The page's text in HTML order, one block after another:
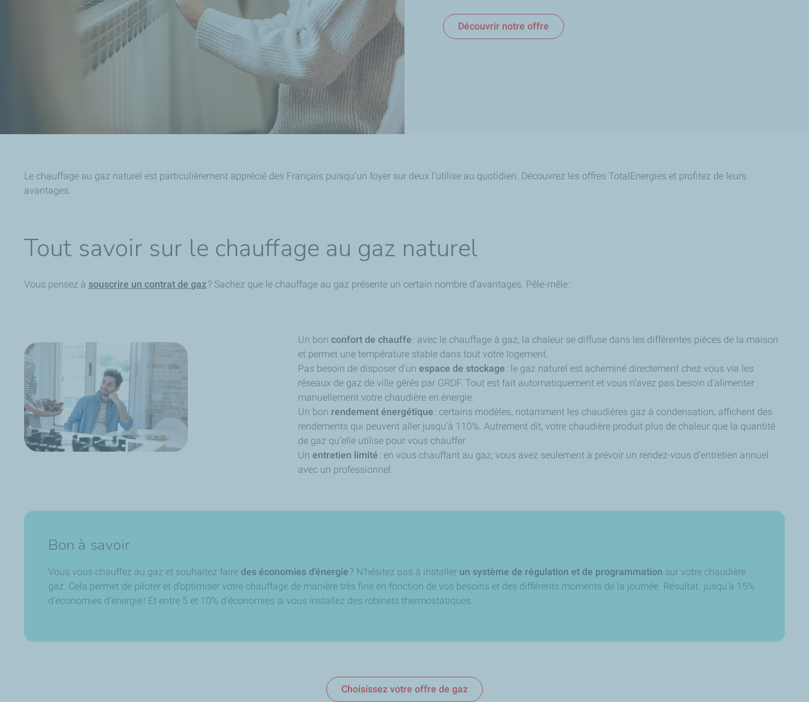
Découvrir notre offre
Le chauffage au gaz naturel est particulièrement apprécié des Français puisqu’un foyer sur deux l’utilise au quotidien. Découvrez les offres TotalEnergies et profitez de leurs
avantages.
Tout savoir sur le chauffage au gaz naturel
Vous pensez à souscrire un contrat de gaz? Sachez que le chauffage au gaz présente un certain nombre d’avantages. Pêle-mêle :
Un bon confort de chauffe : avec le chauffage à gaz, la chaleur se diffuse dans les différentes pièces de la maison
et permet une température stable dans tout votre logement.
Pas besoin de disposer d’un espace de stockage : le gaz naturel est acheminé directement chez vous via les
réseaux de gaz de ville gérés par GRDF. Tout est fait automatiquement et vous n’avez pas besoin d’alimenter
manuellement votre chaudière en énergie.
Un bon rendement énergétique : certains modèles, notamment les chaudières gaz à condensation, affichent des
rendements qui peuvent aller jusqu’à 110%. Autrement dit, votre chaudière produit plus de chaleur que la quantité
de gaz qu’elle utilise pour vous chauffer.
Unentretien limité : en vous chauffant au gaz, vous avez seulement à prévoir un rendez-vous d’entretien annuel
avec un professionnel.
Bon à savoir
Vous vous chauffez au gaz et souhaitez faire des économies d’énergie ? N’hésitez pas à installer un système de régulation et de programmation sur votre chaudière
gaz. Cela permet de piloter et d’optimiser votre chauffage de manière très fine en fonction de vos besoins et des différents moments de la journée. Résultat : jusqu’à 15%
d’économies d’énergie ! Et entre 5 et 10% d’économies si vous installez des robinets thermostatiques.
Choisissez votre offre de gaz